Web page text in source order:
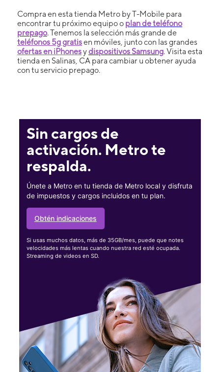
Compra en esta tienda Metro by T-Mobile para
encontrar tu próximo equipo o plan de teléfono
prepago. Tenemos la selección más grande de
teléfonos 5g gratisen móviles, junto con las grandes
ofertas en iPhonesydispositivos Samsung. Visita esta
tienda en Salinas, CA para cambiar u obtener ayuda
con tu servicio prepago.
Sin cargos de
activación. Metro te
respalda.
Únete a Metro en tu tienda de Metro local y disfruta
de impuestos y cargos incluidos en tu plan.
Obtén indicaciones
Si usas muchos datos, más de 35GB/mes, puede que notes
velocidades más lentas cuando nuestra red esté ocupada.
Streaming de videos en SD.